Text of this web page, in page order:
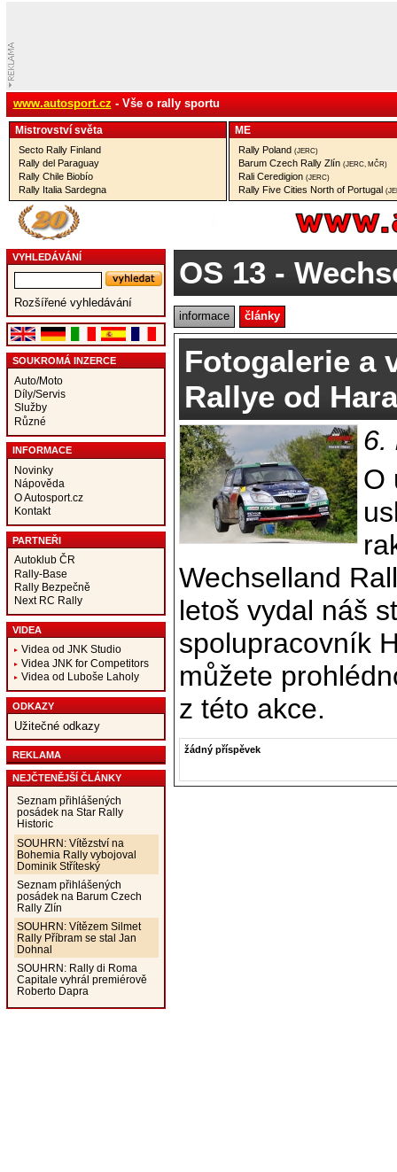
www.autosport.cz - Vše o rally sportu
Mistrovství­ světa
Secto Rally Finland
Rally del Paraguay
Rally Chile Biobío
Rally Italia Sardegna
ME
Rally Poland (JERC)
Barum Czech Rally Zlín (JERC, MČR)
Rali Ceredigion (JERC)
Rally Five Cities North of Portugal
VYHLEDÁVÁNÍ
Rozšířené vyhledávání
SOUKROMÁ INZERCE
Auto/Moto
Díly/Servis
Služby
Různé
INFORMACE
Novinky
Nápověda
O Autosport.cz
Kontakt
PARTNEŘI
Autoklub ČR
Rally-Base
Rally Bezpečně
Next RC Rally
VIDEA
Videa od JNK Studio
Videa JNK for Competitors
Videa od Luboše Laholy
ODKAZY
Užitečné odkazy
REKLAMA
NEJČTENĚJŠÍ ČLÁNKY
Seznam přihlášených
posádek na Star Rally
Historic
SOUHRN: Vítězství na
Bohemia Rally vybojoval
Dominik Stříteský
Seznam přihlášených
posádek na Barum Czech
Rally Zlín
SOUHRN: Vítězem Silmet
Rally Příbram se stal Jan
Dohnal
SOUHRN: Rally di Roma
Capitale vyhrál premiérově
Roberto Dapra
OS 13-
informace články
Fotogalerie a
Rallye od
6.
O
Wechselland
letoš vydal náš
spolupracovník
můžete
z této akce.
žádný příspěvek